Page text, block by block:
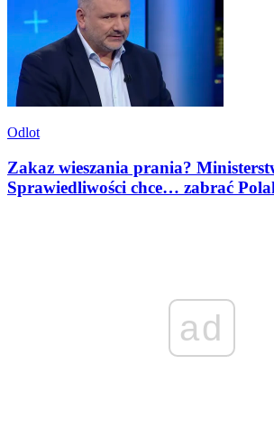
Odlot
Zakaz wieszania prania?
Sprawiedliwości chce… zabrać
ad